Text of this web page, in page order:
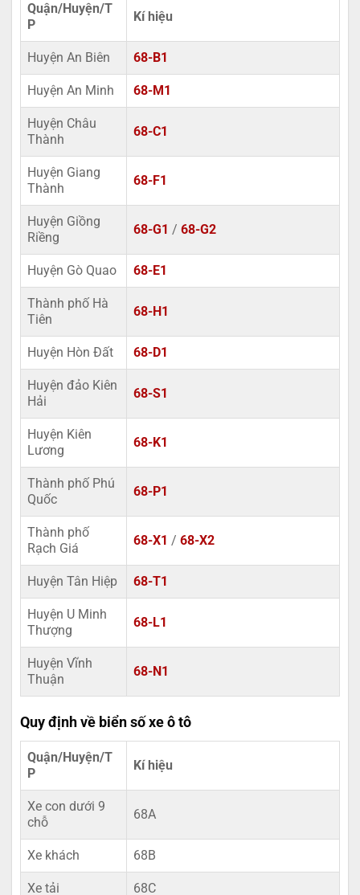
Quận/Huyện/T
P
Kí hiệu
Huyện An Biên 68-B1
Huyện An Minh 68-M1
Huyện Châu
Thành
68-C1
Huyện Giang
Thành
68-F1
Huyện Giồng
Riềng
68-G1 / 68-G2
Huyện Gò Quao 68-E1
Thành phố Hà
Tiên
68-H1
Huyện Hòn Đất 68-D1
Huyện đảo Kiên
Hải
68-S1
Huyện Kiên
Lương
68-K1
Thành phố Phú
Quốc
68-P1
Thành phố
Rạch Giá
68-X1 / 68-X2
Huyện Tân Hiệp 68-T1
Huyện U Minh
Thượng
68-L1
Huyện Vĩnh
Thuận
68-N1
Quy định về biển số xe ô tô
Quận/Huyện/T
P
Kí hiệu
Xe con dưới 9
chỗ
68A
Xe khách 68B
Xe tải 68C